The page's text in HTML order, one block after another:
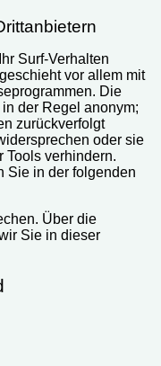
Surf-Verhalten
vor allem mit
Die
der Regel anonym;
zurückverfolgt
oder sie
Tools verhindern.
Sie in der folgenden
Über die
Sie in dieser